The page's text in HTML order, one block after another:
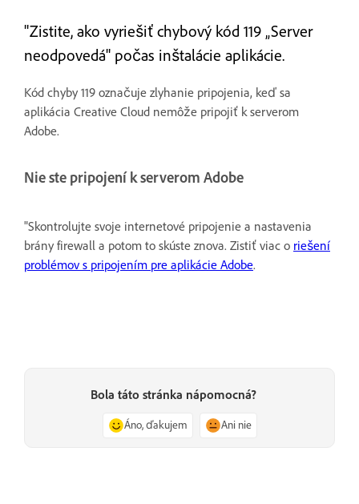
"Zistite, ako vyriešiť chybový kód 119 „Server
neodpovedá" počas inštalácie aplikácie.
Kód chyby 119 označuje zlyhanie pripojenia, keď sa
aplikácia Creative Cloud nemôže pripojiť k serverom
Adobe.
Nie ste pripojení k serverom Adobe
"Skontrolujte svoje internetové pripojenie a nastavenia
brány firewall a potom to skúste znova. Zistiť viac o riešení
problémov s pripojením pre aplikácie Adobe.
Bola táto stránka nápomocná?
Áno, ďakujem Ani nie